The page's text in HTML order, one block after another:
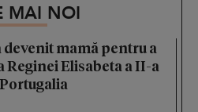
MAI NOI
mamă pentru a
Reginei Elisabeta a II-a